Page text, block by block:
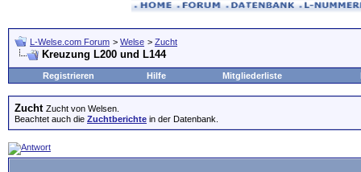
L-Welse.com Forum > Welse > Zucht
Kreuzung L200 und L144
Registrieren Hilfe Mitgliederliste
Zucht Zucht von Welsen.
Beachtet auch die Zuchtberichte in der Datenbank.